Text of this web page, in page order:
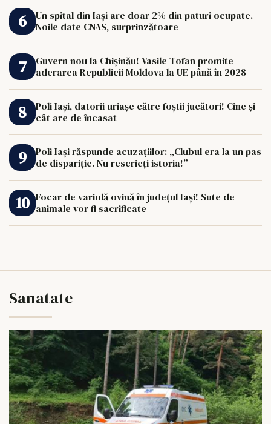
Un spital din Iași are doar 2% din paturi ocupate.
Noile date CNAS, surprinzătoare
Guvern nou la Chișinău! Vasile Tofan promite
aderarea Republicii Moldova la UE până în 2028
Poli Iași, datorii uriașe către foștii jucători! Cine și
cât are de încasat
Poli Iași răspunde acuzațiilor: „Clubul era la un pas
de dispariție. Nu rescrieți istoria!”
Focar de variolă ovină în județul Iași! Sute de
animale vor fi sacrificate
Sanatate